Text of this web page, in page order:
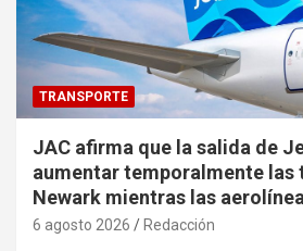
TRANSPORTE
JAC afirma que la salida de
aumentar temporalmente las
Newark mientras las
6 agosto 2026 Redacción